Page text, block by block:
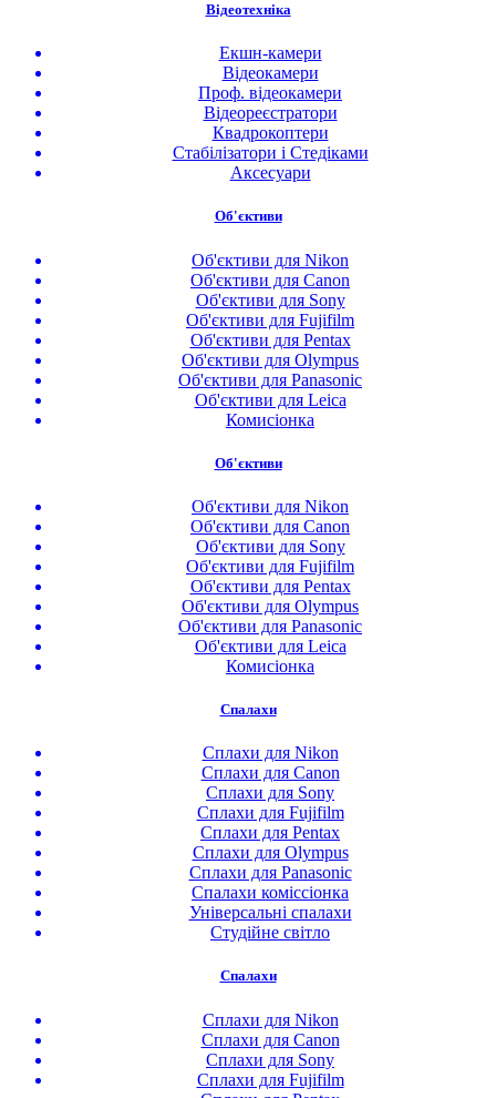
Відеотехніка
Екшн-камери
Відеокамери
Проф. відеокамери
Відеореєстратори
Квадрокоптери
Стабілізатори і Стедіками
Аксесуари
Об'єктиви
Об'єктиви для Nikon
Об'єктиви для Canon
Об'єктиви для Sony
Об'єктиви для Fujifilm
Об'єктиви для Pentax
Об'єктиви для Olympus
Об'єктиви для Panasonic
Об'єктиви для Leica
Комисіонка
Об'єктиви
Об'єктиви для Nikon
Об'єктиви для Canon
Об'єктиви для Sony
Об'єктиви для Fujifilm
Об'єктиви для Pentax
Об'єктиви для Olympus
Об'єктиви для Panasonic
Об'єктиви для Leica
Комисіонка
Спалахи
Сплахи для Nikon
Сплахи для Canon
Сплахи для Sony
Сплахи для Fujifilm
Сплахи для Pentax
Сплахи для Olympus
Сплахи для Panasonic
Спалахи коміссіонка
Універсальні спалахи
Студійне світло
Спалахи
Сплахи для Nikon
Сплахи для Canon
Сплахи для Sony
Сплахи для Fujifilm